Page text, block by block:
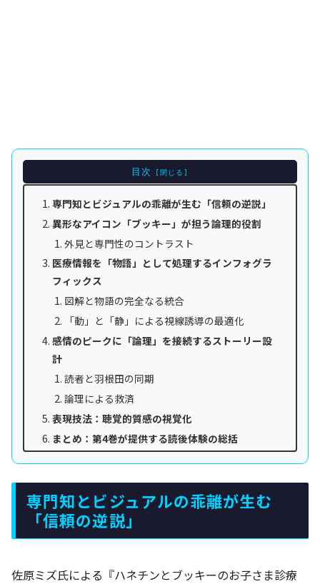
目次
専門知とビジュアルの乖離が生む「信頼の逆説」
異形なアイコン「ブッキー」が担う論理的役割
外見と専門性のコントラスト
医療情報を「物語」として処理するインフォグラ
フィックス
図解と物語の完全なる統合
「動」と「静」による視線誘導の最適化
感情のピークに「論理」を接続するストーリー設
計
読者と羽根田の同期
論理による救済
表現技法：聴覚的質感の視覚化
まとめ：第4巻が提供する読後体験の総括
専門知とビジュアルの乖離が生む
「信頼の逆説」
佐原ミズ氏による『ハネチンとブッキーのお子さま診療